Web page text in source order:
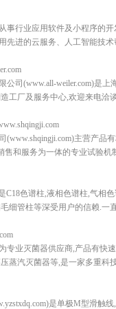
事行业应用软件及小程序的
先进的云服务、人工智能技
公司(www.all-weiler.com)是
工厂及服务中心,欢迎来电洽
(www.shqingji.com)主营产
售和服务为一体的专业试验机
C18色谱柱,液相色谱柱,气
细管柱等深受用户的信赖.一
专业灭菌器供应商,产品有快
蒸汽灭菌器等,是一家多重
是单极M型滑触